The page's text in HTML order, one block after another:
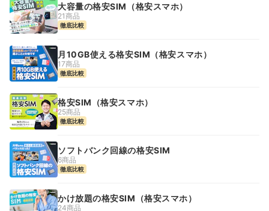
大容量の格安SIM（格安スマホ）
21商品
徹底比較
月10GB使える格安SIM（格安スマホ）
17商品
徹底比較
格安SIM（格安スマホ）
25商品
徹底比較
ソフトバンク回線の格安SIM
6商品
徹底比較
かけ放題の格安SIM（格安スマホ）
24商品